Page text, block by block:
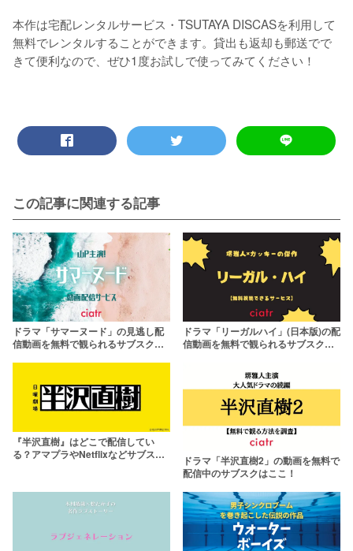
本作は宅配レンタルサービス・TSUTAYA DISCASを利用して
無料でレンタルすることができます。貸出も返却も郵送でで
きて便利なので、ぜひ1度お試しで使ってみてください！
この記事に関連する記事
ドラマ「サマーヌード」の見逃し配
信動画を無料で観られるサブスクま
ドラマ「リーガルハイ」(日本版)の配
信動画を無料で観られるサブスクま
『半沢直樹』はどこで配信してい
る？アマプラやNetflixなどサブスク
ドラマ「半沢直樹2」の動画を無料で
配信中のサブスクはここ！